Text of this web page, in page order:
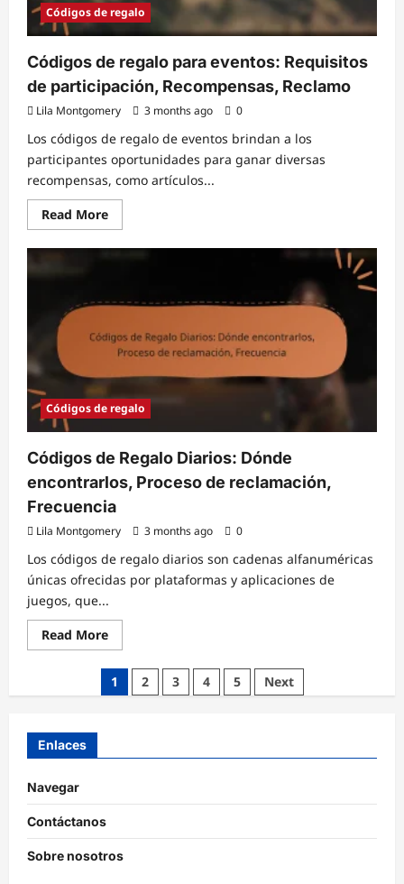
Códigos de regalo
Códigos de regalo para eventos: Requisitos
de participación, Recompensas, Reclamo
Lila Montgomery 3 months ago 0
Los códigos de regalo de eventos brindan a los
participantes oportunidades para ganar diversas
recompensas, como artículos...
Read MoreRead
more
Códigos
eventos:
participación,
Recompensas,
Códigos de regalo
Códigos de Regalo Diarios: Dónde
encontrarlos, Proceso de reclamación,
Frecuencia
Lila Montgomery 3 months ago 0
Los códigos de regalo diarios son cadenas alfanuméricas
únicas ofrecidas por plataformas y aplicaciones de
juegos, que...
Read MoreRead
more
Códigos
de
Regalo
de
1 2 3 4 5 Next
Enlaces
Navegar
Contáctanos
Sobre nosotros